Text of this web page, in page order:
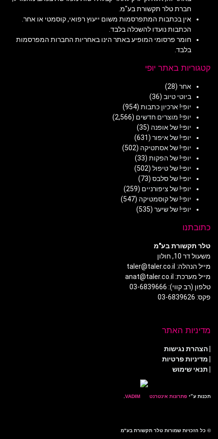
חברת טלר תקשורת בע"מ.
אין בכתבות המתפרסמות משום ייעוץ רפואי, קוסמטי או אחר.
הכתבות נועדו להשכלה בלבד.
חומר פרסומי המופיע באתר הינו באחריות החברות המפרסמות
בלבד.
קטגוריות באתר יופי
אחר (28)
ביוטי טיוב (36)
יופי! ארכיון כתבות (954)
יופי! מוצרים חדשים (2,566)
יופי! של אופנה (35)
יופי! של איפור (631)
יופי! של אסתטיקה (502)
יופי! של הפקות (33)
יופי! של טיפול (502)
יופי! של סלבס (73)
יופי! של ציפורניים (259)
יופי! של קוסמטיקה (547)
יופי! של שיער (535)
כתובתנו
טלר תקשורת בע"מ
משעול דר 10, חולון
מייל הנהלה: taler@taler.co.il
מייל מערכת: anat@taler.co.il
טלפון (רב קווי): 03-6839666
פקס: 03-6839626
מדיניות האתר
|הצהרת נגישות
| מדיניות פרטיות
| תנאי שימוש
תכנות ע״י פתרונות אינטרנט
© כל הזכויות שמורות טלר תקשורת בע"מ